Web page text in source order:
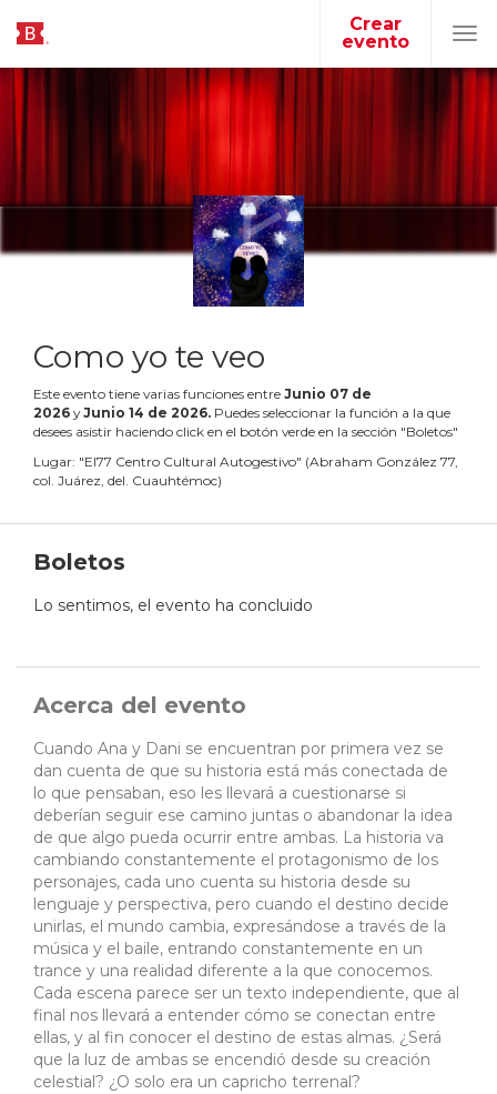
Crear
evento
Como yo te veo
Este evento tiene varias funciones entre Junio 07 de
2026 yJunio 14 de 2026. Puedes seleccionar la función a la que
desees asistir haciendo click en el botón verde en la sección "Boletos"
Lugar: "El77 Centro Cultural Autogestivo" (Abraham González 77,
col. Juárez, del. Cuauhtémoc)
Boletos
Lo sentimos, el evento ha concluido
Acerca del evento
Cuando Ana y Dani se encuentran por primera vez se
dan cuenta de que su historia está más conectada de
lo que pensaban, eso les llevará a cuestionarse si
deberían seguir ese camino juntas o abandonar la idea
de que algo pueda ocurrir entre ambas. La historia va
cambiando constantemente el protagonismo de los
personajes, cada uno cuenta su historia desde su
lenguaje y perspectiva, pero cuando el destino decide
unirlas, el mundo cambia, expresándose a través de la
música y el baile, entrando constantemente en un
trance y una realidad diferente a la que conocemos.
Cada escena parece ser un texto independiente, que al
final nos llevará a entender cómo se conectan entre
ellas, y al fin conocer el destino de estas almas. ¿Será
que la luz de ambas se encendió desde su creación
celestial? ¿O solo era un capricho terrenal?